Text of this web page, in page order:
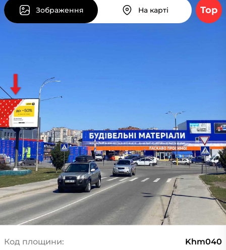
Зображення На карті Top
Код площини: Khm040